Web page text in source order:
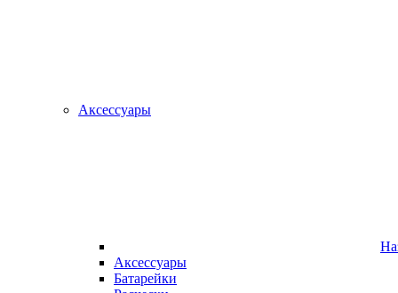
Аксессуары
Аксессуары
Батарейки